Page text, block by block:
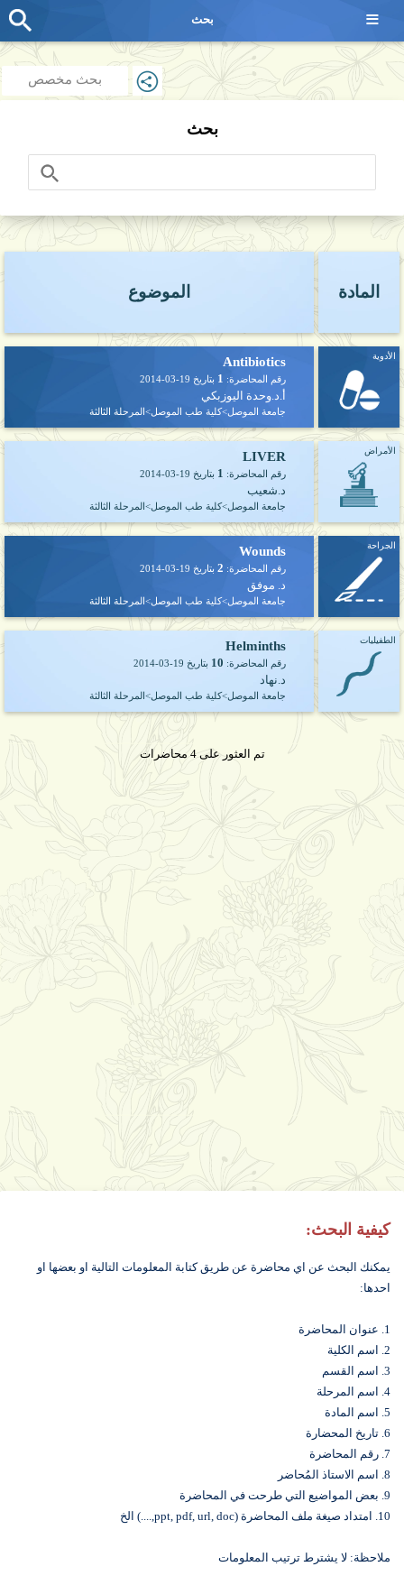
بحث مخصص
بحث
المادة الموضوع
الأدوية Antibiotics
رقم المحاضرة: 1 بتاريخ 2014-03-19
أ.د.وحدة اليوزبكي
جامعة الموصل>كلية طب الموصل>المرحلة الثالثة
الأمراض LIVER
رقم المحاضرة: 1 بتاريخ 2014-03-19
د.شعيب
جامعة الموصل>كلية طب الموصل>المرحلة الثالثة
الجراحة Wounds
رقم المحاضرة: 2بتاريخ 2014-03-19
د. موفق
جامعة الموصل>كلية طب الموصل>المرحلة الثالثة
الطفيليات Helminths
رقم المحاضرة: 10 بتاريخ 2014-03-19
د.نهاد
جامعة الموصل>كلية طب الموصل>المرحلة الثالثة
تم العثور على 4 محاضرات
كيفية البحث:
يمكنك البحث عن اي محاضرة عن طريق كتابة المعلومات التالية او بعضها او
احدها:
1. عنوان المحاضرة
2. اسم الكلية
3. اسم القسم
4. اسم المرحلة
5. اسم المادة
6. تاريخ المحضارة
7. رقم المحاضرة
8. اسم الاستاذ المُحاضر
9. بعض المواضيع التي طرحت في المحاضرة
10. امتداد صيغة ملف المحاضرة (ppt, pdf, url, doc,....) الخ
ملاحظة: لا يشترط ترتيب المعلومات
≡ بحث